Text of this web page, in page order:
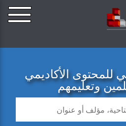
للمحتوى الأكاديمي
وتعليمهم